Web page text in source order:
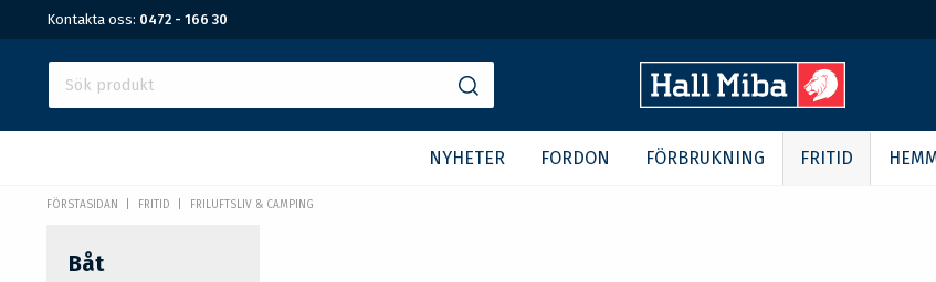
Kontakta oss: 0472 - 166 30
NYHETER FORDON FÖRBRUKNING FRITID
FÖRSTASIDAN FRITID FRILUFTSLIV & CAMPING
Båt